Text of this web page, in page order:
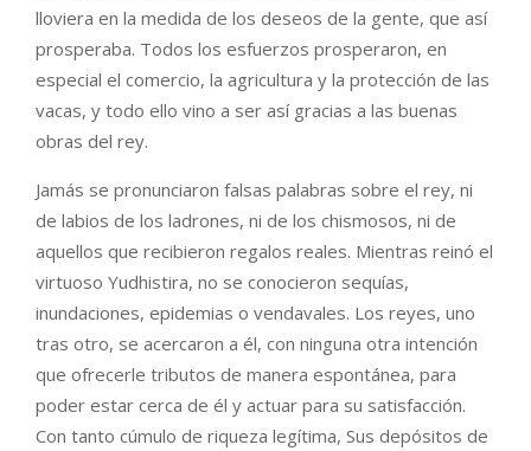
lloviera en la medida de los deseos de la gente, que así
prosperaba. Todos los esfuerzos prosperaron, en
especial el comercio, la agricultura y la protección de las
vacas, y todo ello vino a ser así gracias a las buenas
obras del rey.
Jamás se pronunciaron falsas palabras sobre el rey, ni
de labios de los ladrones, ni de los chismosos, ni de
aquellos que recibieron regalos reales. Mientras reinó el
virtuoso Yudhistira, no se conocieron sequías,
inundaciones, epidemias o vendavales. Los reyes, uno
tras otro, se acercaron a él, con ninguna otra intención
que ofrecerle tributos de manera espontánea, para
poder estar cerca de él y actuar para su satisfacción.
Con tanto cúmulo de riqueza legítima, Sus depósitos de